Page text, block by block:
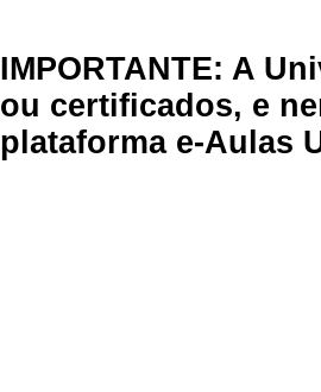
IMPORTANTE: A
ou certificados, e
plataforma e-Aulas